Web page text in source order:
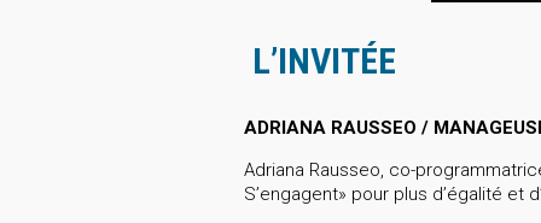
L’INVITÉE
ADRIANA RAUSSEO /
Adriana Rausseo, co-
S’engagent» pour plus d’égalité et